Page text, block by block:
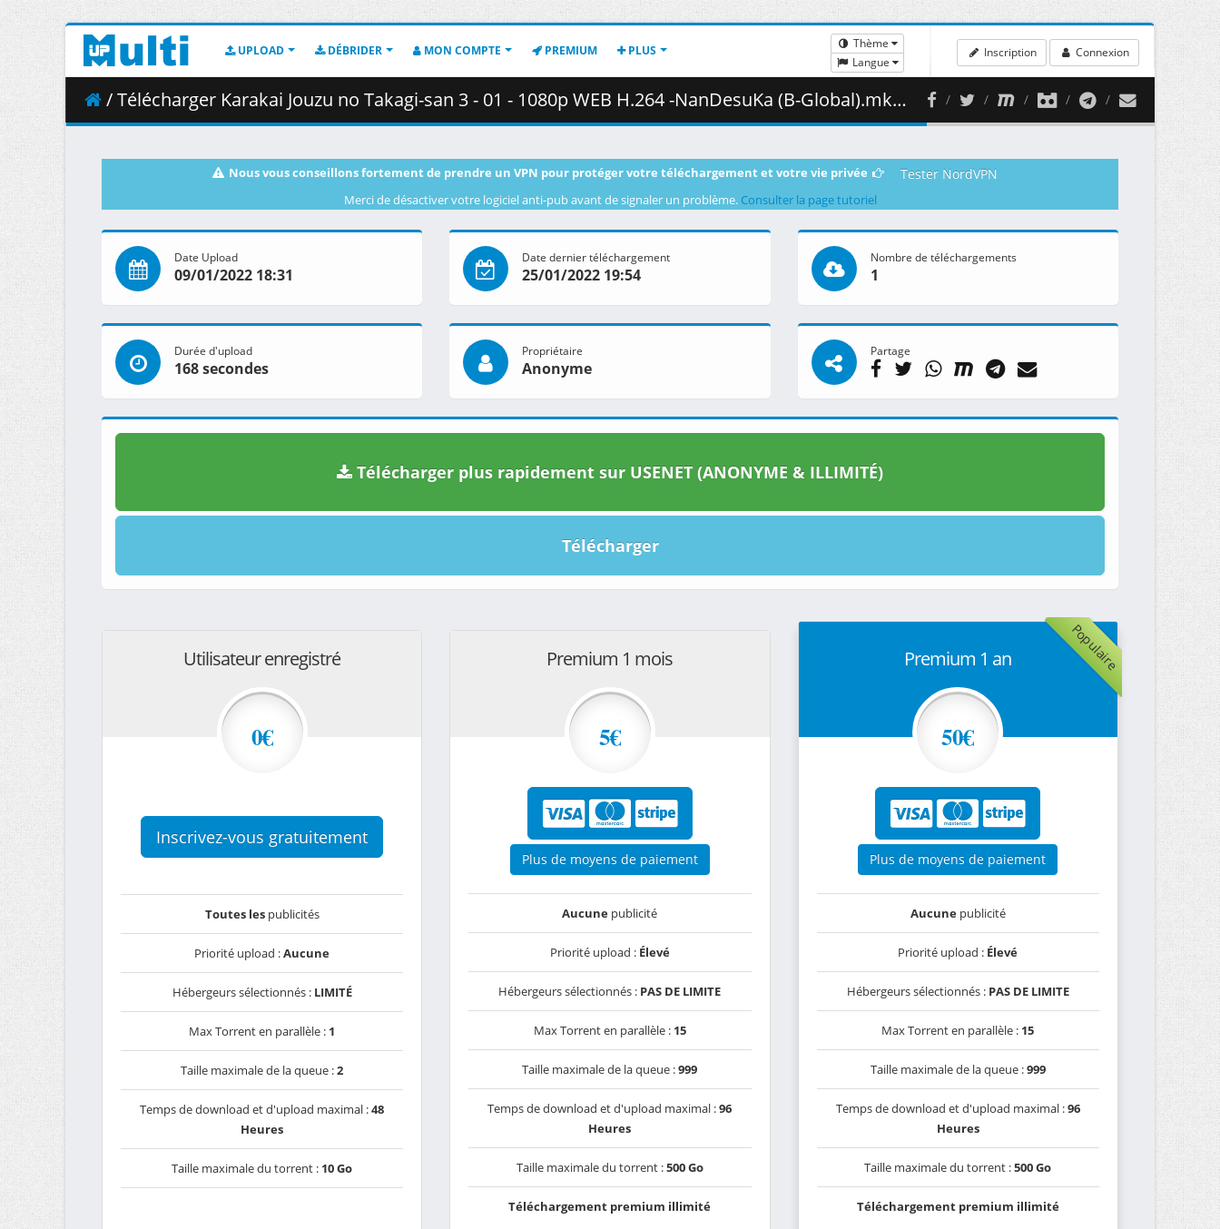
UPLOAD DÉBRIDER MON COMPTE PREMIUM PLUS
Thème
Langue
Inscription Connexion
/ Télécharger Karakai Jouzu no Takagi-san 3 - 01 - 1080p WEB H.264 -NanDesuKa (B-Global).mkv.002 ( 344.45 MB )
Nous vous conseillons fortement de prendre un VPN pour protéger votre téléchargement et votre vie privée Tester NordVPN
Merci de désactiver votre logiciel anti-pub avant de signaler un problème. Consulter la page tutoriel
Date Upload
09/01/2022 18:31
Date dernier téléchargement
25/01/2022 19:54
Nombre de téléchargements
1
Durée d'upload
168 secondes
Propriétaire
Anonyme
Partage
Télécharger plus rapidement sur USENET (ANONYME & ILLIMITÉ)
Télécharger
Utilisateur enregistré
0€
Inscrivez-vous gratuitement
Toutes lespublicités
Priorité upload :Aucune
Hébergeurs sélectionnés : LIMITÉ
Max Torrent en parallèle : 1
Taille maximale de la queue :2
Temps de download et d'upload maximal :48
Heures
Taille maximale du torrent : 10 Go
Premium 1 mois
5€
Plus de moyens de paiement
Aucune publicité
Priorité upload : Élevé
Hébergeurs sélectionnés : PAS DE LIMITE
Max Torrent en parallèle : 15
Taille maximale de la queue :999
Temps de download et d'upload maximal :96
Heures
Taille maximale du torrent :500 Go
Téléchargement premium illimité
Populaire
Premium 1 an
50€
Plus de moyens de paiement
Aucunepublicité
Priorité upload : Élevé
Hébergeurs sélectionnés : PAS DE LIMITE
Max Torrent en parallèle : 15
Taille maximale de la queue :999
Temps de download et d'upload maximal :96
Heures
Taille maximale du torrent :500 Go
Téléchargement premium illimité